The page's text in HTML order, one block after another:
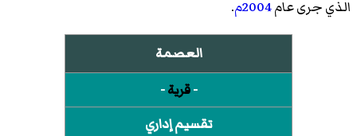
الذي جرى عام2004م .
العصمة
-قرية-
تقسيم إداري